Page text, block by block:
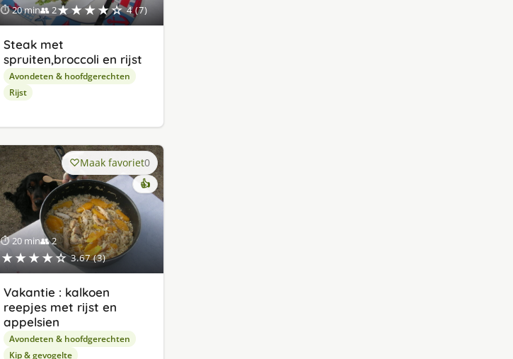
⏱ 20 min👥 2★★★★☆ 4 (7)
Steak met
spruiten,broccoli en rijst
Avondeten & hoofdgerechten
Rijst
⏱ 20 min👥 2
★★★★☆ 3.67 (3)
Maak favoriet0
👍
Vakantie : kalkoen
reepjes met rijst en
appelsien
Avondeten & hoofdgerechten
Kip & gevogelte